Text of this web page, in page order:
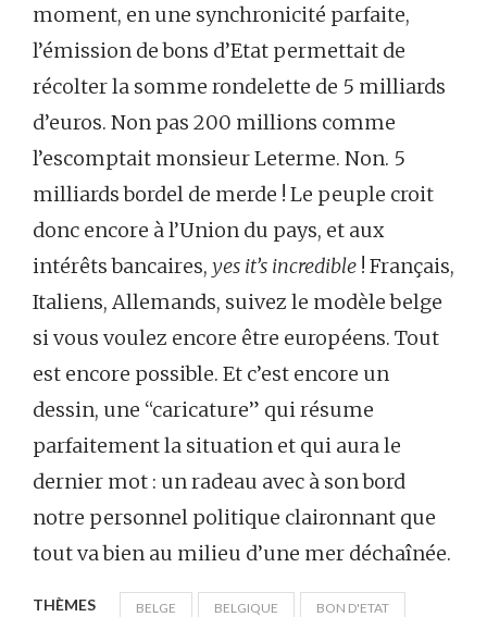
moment, en une synchronicité parfaite,
l’émission de bons d’Etat permettait de
récolter la somme rondelette de 5 milliards
d’euros. Non pas 200 millions comme
l’escomptait monsieur Leterme. Non. 5
milliards bordel de merde ! Le peuple croit
donc encore à l’Union du pays, et aux
intérêts bancaires, yes it’s incredible ! Français,
Italiens, Allemands, suivez le modèle belge
si vous voulez encore être européens. Tout
est encore possible. Et c’est encore un
dessin, une “caricature” qui résume
parfaitement la situation et qui aura le
dernier mot : un radeau avec à son bord
notre personnel politique claironnant que
tout va bien au milieu d’une mer déchaînée.
THÈMES BELGE BELGIQUE BON D'ETAT